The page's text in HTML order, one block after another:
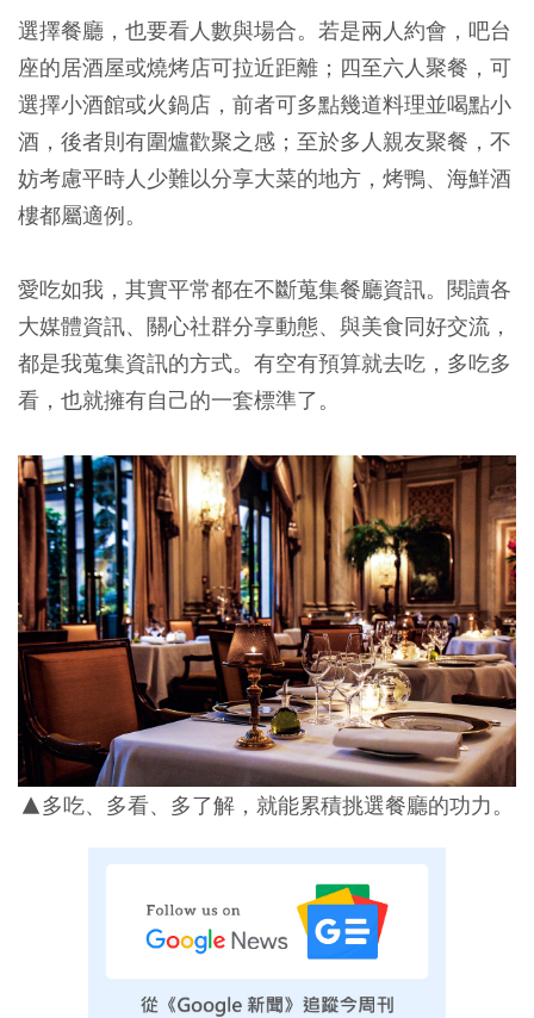
選擇餐廳，也要看人數與場合。若是兩人約會，吧台
座的居酒屋或燒烤店可拉近距離；四至六人聚餐，可
選擇小酒館或火鍋店，前者可多點幾道料理並喝點小
酒，後者則有圍爐歡聚之感；至於多人親友聚餐，不
妨考慮平時人少難以分享大菜的地方，烤鴨、海鮮酒
樓都屬適例。
愛吃如我，其實平常都在不斷蒐集餐廳資訊。閱讀各
大媒體資訊、關心社群分享動態、與美食同好交流，
都是我蒐集資訊的方式。有空有預算就去吃，多吃多
看，也就擁有自己的一套標準了。
▲多吃、多看、多了解，就能累積挑選餐廳的功力。